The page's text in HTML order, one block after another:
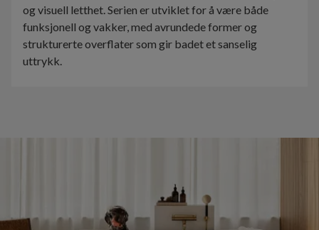
og visuell letthet. Serien er utviklet for å være både
funksjonell og vakker, med avrundede former og
strukturerte overflater som gir badet et sanselig
uttrykk.